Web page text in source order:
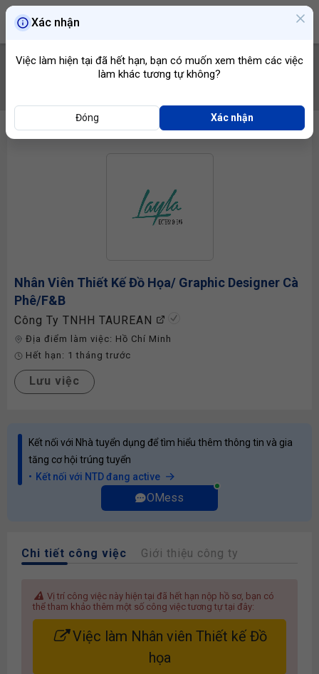
Nhân Viên Thiết Kế Đồ Họa/ Graphic Designer Cà
Phê/F&B
Công Ty TNHH TAUREAN
Địa điểm làm việc: Hồ Chí Minh
Hết hạn: 1 tháng trước
Lưu việc
Kết nối với Nhà tuyển dụng để tìm hiểu thêm thông tin và gia
tăng cơ hội trúng tuyển
Kết nối với NTD đang active
OMess
Chi tiết công việc Giới thiệu công ty
Vị trí công việc này hiện tại đã hết hạn nộp hồ sơ, bạn có
thể tham khảo thêm một số công việc tương tự tại đây:
Việc làm Nhân viên Thiết kế Đồ
họa
Xác nhận
Việc làm hiện tại đã hết hạn, bạn có muốn xem thêm các việc
làm khác tương tự không?
Đóng Xác nhận